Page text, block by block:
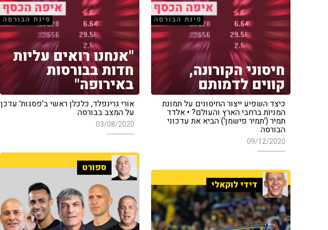
חיסוני הקורונה,
קווים לדמותם
כיצד השפיע ייצור החיסונים על תמונת
המניות ברחבי הארץ והעולם? • אלדד
תמיר ('תמיר פישמן') הביא את עדכוני
הבורסה
09/12/2020
"אנחנו רואים עליות
חדות בבורסות
באירופה"
אורי גרינפלד, כלכלן ראשי ב'פסגות' עדכן
על המצב בבורסה
03/08/2020
ספורט
דידי לוקאלי